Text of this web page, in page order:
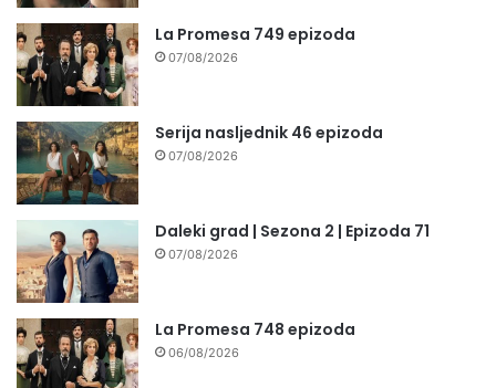
La Promesa 749 epizoda
07/08/2026
Serija nasljednik 46 epizoda
07/08/2026
Daleki grad | Sezona 2 | Epizoda 71
07/08/2026
La Promesa 748 epizoda
06/08/2026